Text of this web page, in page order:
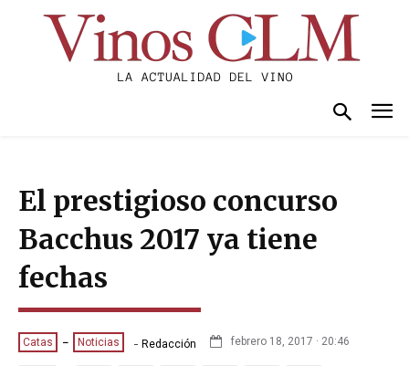
El prestigioso concurso
Bacchus 2017 ya tiene
fechas
Catas Noticias - Redacción febrero 18, 2017 · 20:46